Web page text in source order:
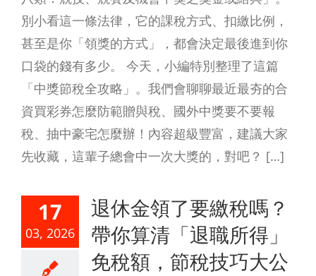
別小看這一條法律，它的課稅方式、扣繳比例，
甚至是你「領獎的方式」，都會決定最後進到你
口袋的錢有多少。 今天，小編特別整理了這篇
「中獎節稅全攻略」。我們會聊聊最近最夯的合
資買彩券怎麼防範贈與稅、國外中獎要不要報
稅、抽中豪宅怎麼辦！內容超級豐富，建議大家
先收藏，這輩子總會中一次大獎的，對吧？ […]
17
03, 2026
退休金領了要繳稅嗎？
帶你算清「退職所得」
免稅額，節稅技巧大公